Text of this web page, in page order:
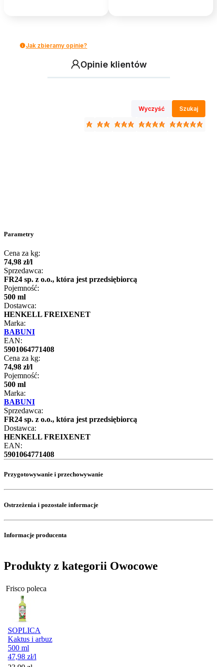
Jak zbieramy opinie?
Opinie klientów
Wyczyść Szukaj
Parametry
Cena za kg:
74,98 zł/l
Sprzedawca:
FR24 sp. z o.o., która jest przedsiębiorcą
Pojemność:
500 ml
Dostawca:
HENKELL FREIXENET
Marka:
BABUNI
EAN:
5901064771408
Cena za kg:
74,98 zł/l
Pojemność:
500 ml
Marka:
BABUNI
Sprzedawca:
FR24 sp. z o.o., która jest przedsiębiorcą
Dostawca:
HENKELL FREIXENET
EAN:
5901064771408
Przygotowywanie i przechowywanie
Ostrzeżenia i pozostałe informacje
Informacje producenta
Produkty z kategorii Owocowe
Frisco poleca
SOPLICA
Kaktus i arbuz
500 ml
47,98 zł/l